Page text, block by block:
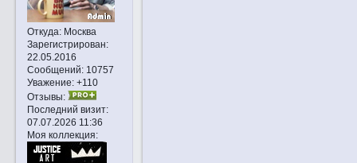
Откуда:Москва
Зарегистрирован:
22.05.2016
Сообщений:10757
Уважение: +110
Отзывы:
Последний визит:
07.07.2026 11:36
Моя коллекция: